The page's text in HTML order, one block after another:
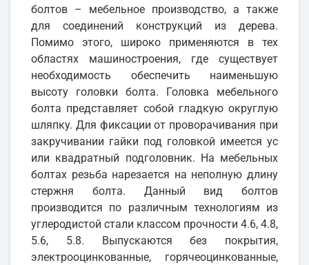
болтов – мебельное производство, а также
для соединений конструкций из дерева.
Помимо этого, широко применяются в тех
областях машиностроения, где существует
необходимость обеспечить наименьшую
высоту головки болта. Головка мебельного
болта представляет собой гладкую округлую
шляпку. Для фиксации от проворачивания при
закручивании гайки под головкой имеется ус
или квадратный подголовник. На мебельных
болтах резьба нарезается на неполную длину
стержня болта. Данный вид болтов
производится по различным технологиям из
углеродистой стали классом прочности 4.6, 4.8,
5.6, 5.8. Выпускаются без покрытия,
электрооцинкованные, горячеоцинкованные,